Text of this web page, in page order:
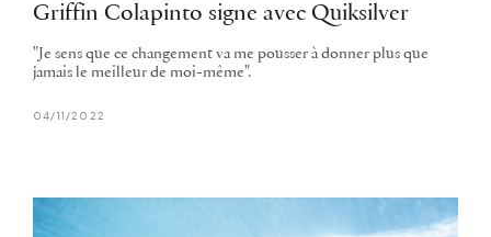
Griffin Colapinto signe avec Quiksilver
"Je sens que ce changement va me pousser à donner plus que
jamais le meilleur de moi-même".
04/11/2022